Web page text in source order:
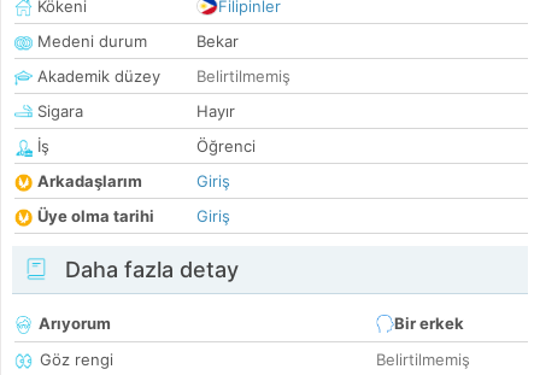
Kökeni
Filipinler
Medeni durum
Bekar
Akademik düzey
Belirtilmemiş
Sigara
Hayır
İş
Öğrenci
Arkadaşlarım
Giriş
Üye olma tarihi
Giriş
Daha fazla detay
Arıyorum
Bir erkek
Göz rengi
Belirtilmemiş